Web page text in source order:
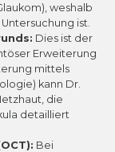
weshalb
ist.
Dies ist der
Erweiterung
mittels
kann Dr.
die
detailliert
Bei